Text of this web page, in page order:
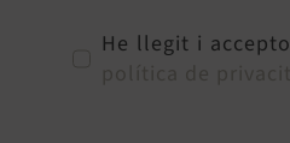
He llegit i accepto